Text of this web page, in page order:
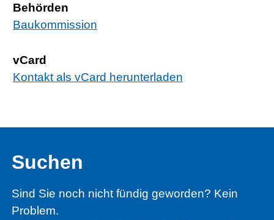
Behörden
Baukommission
vCard
Kontakt als vCard herunterladen
Suchen
Sind Sie noch nicht fündig geworden? Kein
Problem.